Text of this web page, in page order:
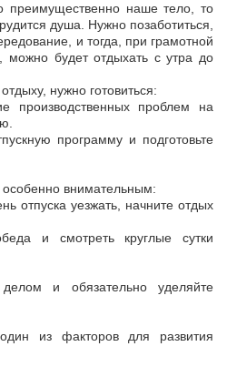
преимущественно наше тело, то
душа. Нужно позаботиться,
и тогда, при грамотной
можно будет отдыхать с утра до
нужно готовиться:
производственных проблем на
программу и подготовьте
особенно внимательным:
отпуска уезжать, начните отдых
и смотреть круглые сутки
и обязательно уделяйте
из факторов для развития